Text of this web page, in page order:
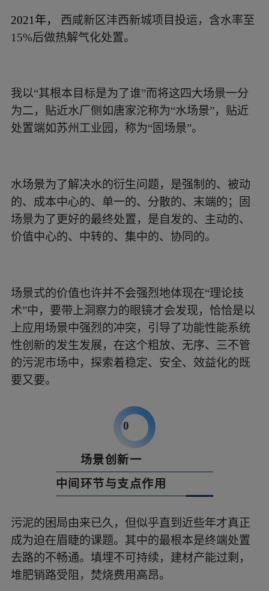
2021年， 西咸新区沣西新城项目投运，含水率至
15%后做热解气化处置。
我以“其根本目标是为了谁”而将这四大场景一分
为二，贴近水厂侧如唐家沱称为“水场景”，贴近
处置端如苏州工业园，称为“固场景”。
水场景为了解决水的衍生问题，是强制的、被动
的、成本中心的、单一的、分散的、末端的；固
场景为了更好的最终处置，是自发的、主动的、
价值中心的、中转的、集中的、协同的。
场景式的价值也许并不会强烈地体现在“理论技
术”中，要带上洞察力的眼镜才会发现，恰恰是以
上应用场景中强烈的冲突，引导了功能性能系统
性创新的发生发展，在这个粗放、无序、三不管
的污泥市场中，探索着稳定、安全、效益化的既
要又要。
0
2
场景创新一
中间环节与支点作用
污泥的困局由来已久，但似乎直到近些年才真正
成为迫在眉睫的课题。其中的最根本是终端处置
去路的不畅通。填埋不可持续，建材产能过剩，
堆肥销路受阻，焚烧费用高昂。